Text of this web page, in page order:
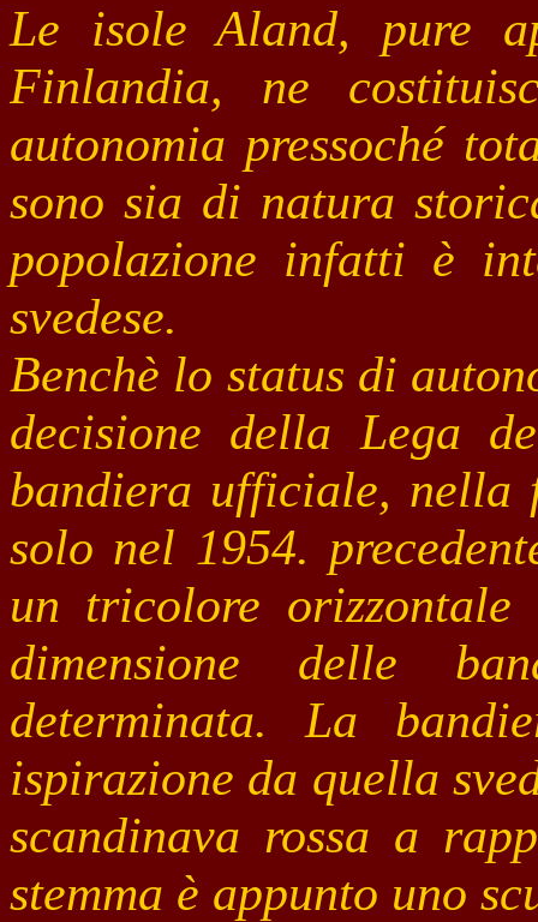
Le isole Aland, pure
Finlandia, ne
autonomia pressoché
sono sia di natura
popolazione infatti è
svedese.
Benchè lo status di
decisione della Lega
bandiera ufficiale, nella
solo nel 1954.
un tricolore
dimensione delle
determinata. La
ispirazione da quella
scandinava rossa a
stemma è appunto uno